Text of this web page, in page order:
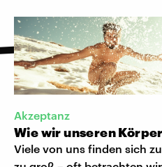
Akzeptanz
Wie wir unseren
Viele von uns finden sich